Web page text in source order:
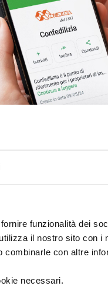
funzionalità dei
il nostro sito con i
con altre
necessari.